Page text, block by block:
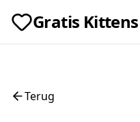
Gratis Kittens
Terug